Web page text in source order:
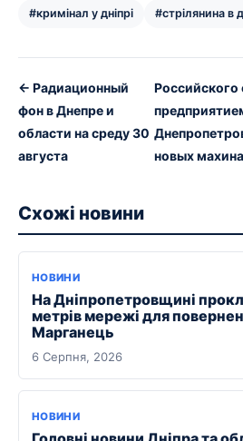
#кримінал у дніпрі #стрілянина в
← Радиационный
фон в Днепре и
области на среду 30
августа
Российского
новых
Схожі новини
НОВИНИ
На Дніпропетровщині
метрів мережі для
Марганець
6 Серпня, 2026
НОВИНИ